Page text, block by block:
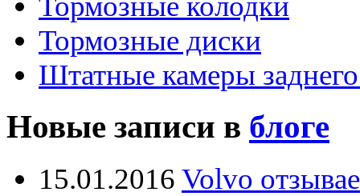
Тормозные диски
Штатные камеры
Новые записи в блоге
15.01.2016 Volvo